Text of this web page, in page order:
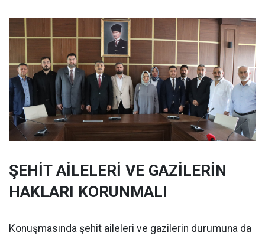
ŞEHİT AİLELERİ VE GAZİLERİN
HAKLARI KORUNMALI
Konuşmasında şehit aileleri ve gazilerin durumuna da